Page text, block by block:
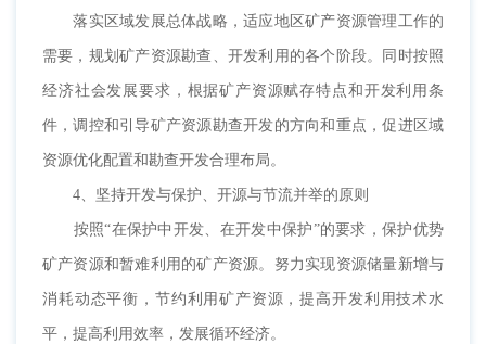
落实区域发展总体战略，适应地区矿产资源管理工作的
需要，规划矿产资源勘查、开发利用的各个阶段。同时按照
经济社会发展要求，根据矿产资源赋存特点和开发利用条
件，调控和引导矿产资源勘查开发的方向和重点，促进区域
资源优化配置和勘查开发合理布局。
4、坚持开发与保护、开源与节流并举的原则
按照“在保护中开发、在开发中保护”的要求，保护优势
矿产资源和暂难利用的矿产资源。努力实现资源储量新增与
消耗动态平衡，节约利用矿产资源，提高开发利用技术水
平，提高利用效率，发展循环经济。